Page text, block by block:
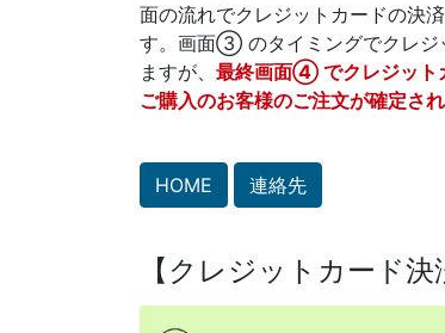
面の流れでクレジットカードの決
す。画面③ のタイミングでクレジ
ますが、 最終画面④ でクレジット
ご購入のお客様のご注文が確定され
HOME 連絡先
【クレジットカード